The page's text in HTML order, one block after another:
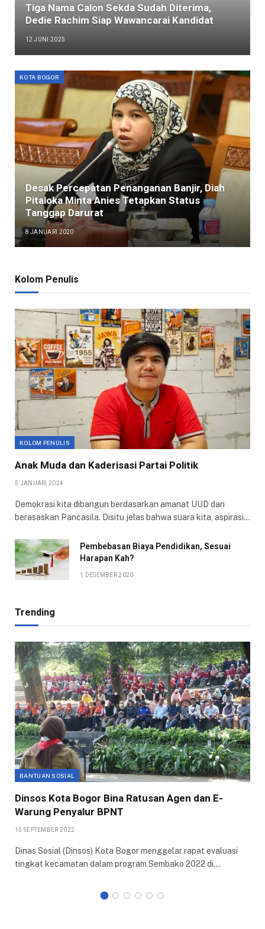
Tiga Nama Calon Sekda Sudah Diterima,
Dedie Rachim Siap Wawancarai Kandidat
12 JUNI 2025
KOTA BOGOR
Desak Percepatan Penanganan Banjir, Diah
Pitaloka Minta Anies Tetapkan Status
Tanggap Darurat
8 JANUARI 2020
Kolom Penulis
KOLOM PENULIS
Anak Muda dan Kaderisasi Partai Politik
5 JANUARI 2024
Demokrasi kita dibangun berdasarkan amanat UUD dan
berasaskan Pancasila. Disitu jelas bahwa suara kita, aspirasi…
Pembebasan Biaya Pendidikan, Sesuai
Harapan Kah?
1 DESEMBER 2020
Trending
BANTUAN SOSIAL
Dinsos Kota Bogor Bina Ratusan Agen dan E-
Warung Penyalur BPNT
15 SEPTEMBER 2022
Dinas Sosial (Dinsos) Kota Bogor menggelar rapat evaluasi
tingkat kecamatan dalam program Sembako 2022 di…